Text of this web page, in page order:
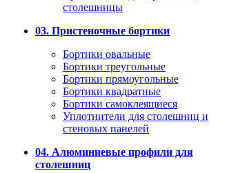
столешницы
03. Пристеночные бортики
Бортики овальные
Бортики треугольные
Бортики прямоугольные
Бортики квадратные
Бортики самоклеящиеся
Уплотнители для столешниц и
стеновых панелей
04. Алюминиевые профили для
столешниц